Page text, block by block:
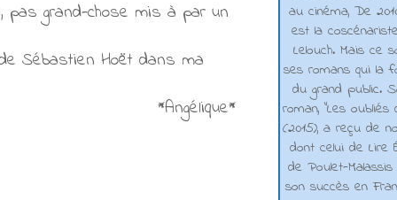
grand-chose mis à par un
Sébastien Hoët dans ma
*Angélique*
au cinéma, De
est la
Lelouch. Mais ce
ses romans qui la
du grand public.
roman, "Les oubliés
(2015), a reçu de
dont celui de Lire
de Poulet-
son succès en